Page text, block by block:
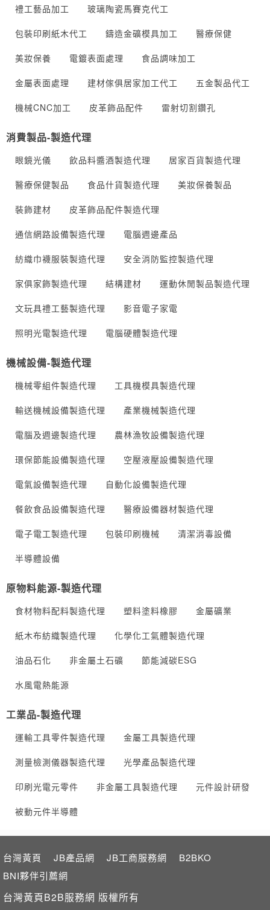
禮工藝品加工 玻璃陶瓷馬賽克代工
包裝印刷紙木代工 鑄造金礦模具加工 醫療保健
美妝保養 電鍍表面處理 食品調味加工
金屬表面處理 建材傢俱居家加工代工 五金製品代工
機械CNC加工 皮革飾品配件 雷射切割鑽孔
消費製品-製造代理
眼鏡光儀 飲品料醬酒製造代理 居家百貨製造代理
醫療保健製品 食品什貨製造代理 美妝保養製品
裝飾建材 皮革飾品配件製造代理
通信網路設備製造代理 電腦週邊產品
紡織巾襪服裝製造代理 安全消防監控製造代理
家俱家飾製造代理 結構建材 運動休閒製品製造代理
文玩具禮工藝製造代理 影音電子家電
照明光電製造代理 電腦硬體製造代理
機械設備-製造代理
機械零組件製造代理 工具機模具製造代理
輸送機械設備製造代理 產業機械製造代理
電腦及週邊製造代理 農林漁牧設備製造代理
環保節能設備製造代理 空壓液壓設備製造代理
電氣設備製造代理 自動化設備製造代理
餐飲食品設備製造代理 醫療設備器材製造代理
電子電工製造代理 包裝印刷機械 清潔消毒設備
半導體設備
原物料能源-製造代理
食材物料配料製造代理 塑料塗料橡膠 金屬礦業
紙木布紡織製造代理 化學化工氣體製造代理
油品石化 非金屬土石礦 節能減碳ESG
水風電熱能源
工業品-製造代理
運輸工具零件製造代理 金屬工具製造代理
測量檢測儀器製造代理 光學產品製造代理
印刷光電元零件 非金屬工具製造代理 元件設計研發
被動元件半導體
台灣黃頁 JB產品網 JB工商服務網
B2BKO
BNI夥伴引薦網
台灣黃頁B2B服務網 版權所有